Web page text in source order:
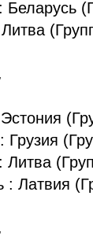
Грузия
: Латвия